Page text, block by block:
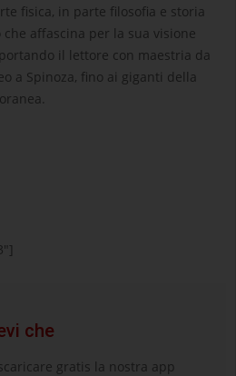
fisica, in parte filosofia e storia
che affascina per la sua visione
il lettore con maestria da
a Spinoza, fino ai giganti della
che
gratis la nostra app